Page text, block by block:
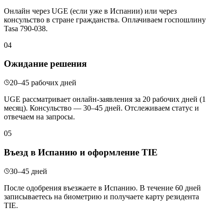
Онлайн через UGE (если уже в Испании) или через
консульство в стране гражданства. Оплачиваем госпошлину
Tasa 790-038.
04
Ожидание решения
20–45 рабочих дней
UGE рассматривает онлайн-заявления за 20 рабочих дней (1
месяц). Консульство — 30–45 дней. Отслеживаем статус и
отвечаем на запросы.
05
Въезд в Испанию и оформление TIE
30–45 дней
После одобрения въезжаете в Испанию. В течение 60 дней
записываетесь на биометрию и получаете карту резидента
TIE.